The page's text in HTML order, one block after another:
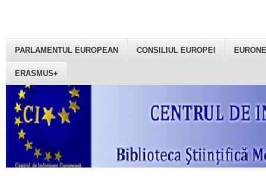
PARLAMENTUL EUROPEAN CONSILIUL EUROPEI
ERASMUS+